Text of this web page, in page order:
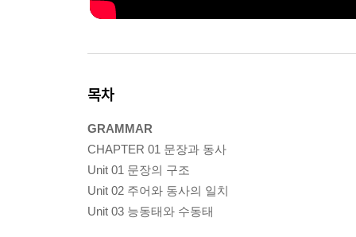
목차
GRAMMAR
CHAPTER 01 문장과 동사
Unit 01 문장의 구조
Unit 02 주어와 동사의 일치
Unit 03 능동태와 수동태